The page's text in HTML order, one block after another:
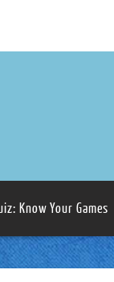
Know Your Games